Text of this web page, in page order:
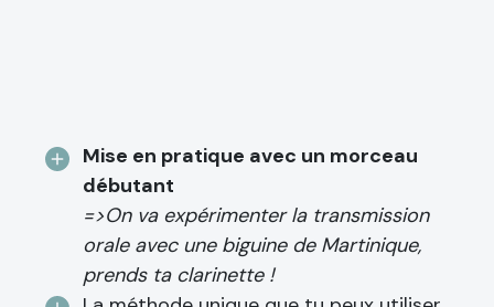
Mise en pratique avec un morceau
débutant
=>On va expérimenter la transmission
orale avec une biguine de Martinique,
prends ta clarinette !